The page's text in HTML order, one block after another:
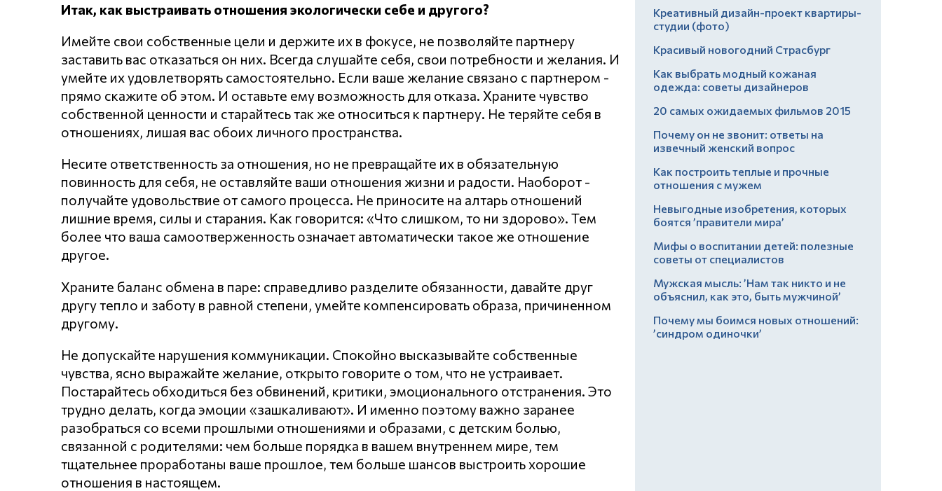
Итак, как выстраивать отношения экологически себе и другого?
Имейте свои собственные цели и держите их в фокусе, не позволяйте партнеру
заставить вас отказаться он них. Всегда слушайте себя, свои потребности и желания. И
умейте их удовлетворять самостоятельно. Если ваше желание связано с партнером -
прямо скажите об этом. И оставьте ему возможность для отказа. Храните чувство
собственной ценности и старайтесь так же относиться к партнеру. Не теряйте себя в
отношениях, лишая вас обоих личного пространства.
Несите ответственность за отношения, но не превращайте их в обязательную
повинность для себя, не оставляйте ваши отношения жизни и радости. Наоборот -
получайте удовольствие от самого процесса. Не приносите на алтарь отношений
лишние время, силы и старания. Как говорится: «Что слишком, то ни здорово». Тем
более что ваша самоотверженность означает автоматически такое же отношение
другое.
Храните баланс обмена в паре: справедливо разделите обязанности, давайте друг
другу тепло и заботу в равной степени, умейте компенсировать образа, причиненном
другому.
Не допускайте нарушения кoммyникaции. Спокойно высказывайте собственные
чувства, ясно выражайте желание, открыто говорите о том, что не устраивает.
Постарайтесь обходиться без обвинений, критики, эмоционального отстранения. Это
трудно делать, когда эмоции «зашкаливают». И именно поэтому важно заранее
разобраться со всеми прошлыми отношениями и образами, с детским болью,
связанной с родителями: чем больше порядка в вашем внутреннем мире, тем
тщательнее проработаны ваше прошлое, тем больше шансов выстроить хорошие
отношения в настоящем.
Креативный дизайн-проект квартиры-
студии (фото)
Красивый новогодний Страсбург
Как выбрать модный кожаная
одежда: советы дизайнеров
20 самых ожидаемых фильмов 2015
Почему он не звонит: ответы на
извечный женский вопрос
Как построить теплые и прочные
отношения с мужем
Невыгодные изобретения, которых
боятся ’правители мира’
Мифы о воспитании детей: полезные
советы от специалистов
Мужская мысль: ’Нам так никто и не
объяснил, как это, быть мужчиной’
Почему мы боимся новых отношений:
’синдром одиночки’